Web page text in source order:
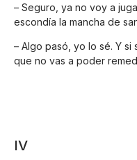
– Seguro, ya no voy a
escondía la mancha de
– Algo pasó, yo lo sé. Y
que no vas a poder
IV